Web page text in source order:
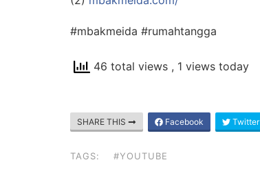
#mbakmeida #rumahtangga
46 total views , 1 views today
SHARE THIS Facebook Twitter
TAGS: #YOUTUBE